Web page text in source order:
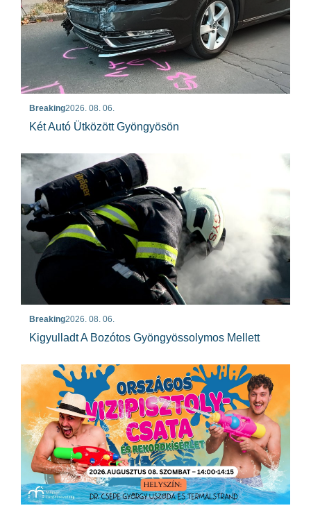
Breaking2026. 08. 06.
Két Autó Ütközött Gyöngyösön
Breaking2026. 08. 06.
Kigyulladt A Bozótos Gyöngyössolymos Mellett